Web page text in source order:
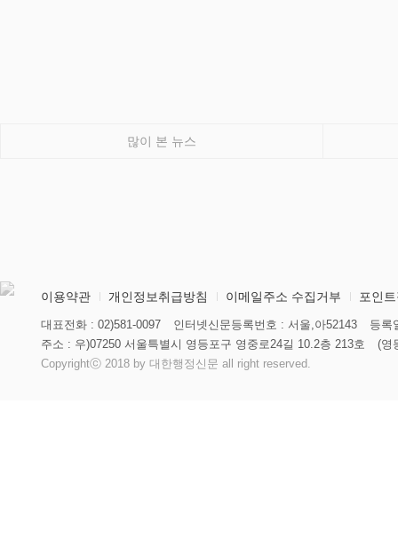
많이 본 뉴스
이용약관 개인정보취급방침 이메일주소 수집거부 포인
대표전화 : 02)581-0097 인터넷신문등록번호 : 서울,아52143
등록
주소 : 우)07250 서울특별시 영등포구 영중로24길 10.2층 213호
(영
Copyrightⓒ 2018 by 대한행정신문 all right reserved.